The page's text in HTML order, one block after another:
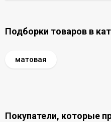
Подборки товаров в
матовая
Покупатели, которые